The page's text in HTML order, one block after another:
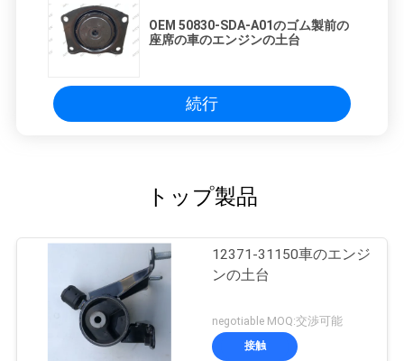
OEM 50830-SDA-A01のゴム製前の
座席の車のエンジンの土台
続行
トップ製品
12371-31150車のエンジ
ンの土台
negotiable MOQ:交渉可能
接触